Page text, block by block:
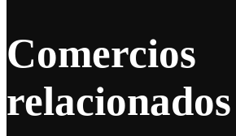
Comercios
relacionados